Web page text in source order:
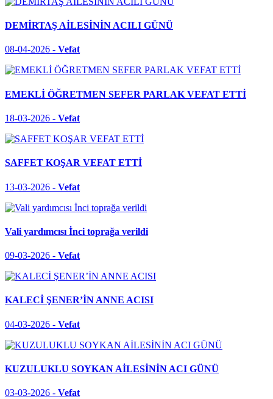
DEMİRTAŞ AİLESİNİN ACILI GÜNÜ
08-04-2026 - Vefat
EMEKLİ ÖĞRETMEN SEFER PARLAK VEFAT ETTİ
18-03-2026 - Vefat
SAFFET KOŞAR VEFAT ETTİ
13-03-2026 - Vefat
Vali yardımcısı İnci toprağa verildi
09-03-2026 - Vefat
KALECİ ŞENER’İN ANNE ACISI
04-03-2026 - Vefat
KUZULUKLU SOYKAN AİLESİNİN ACI GÜNÜ
03-03-2026 - Vefat